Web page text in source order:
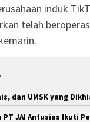
induk
telah
dan UMSK yang
PT JAI Antusias Ikuti